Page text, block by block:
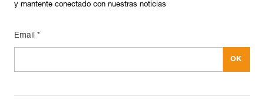
y mantente conectado con nuestras noticias
Email *